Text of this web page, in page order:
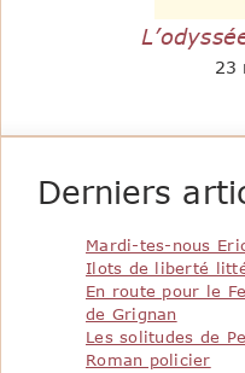
23
Derniers
Mardi-tes-nous
Ilots de liberté
En route pour le
de Grignan
Les solitudes de
Roman policier